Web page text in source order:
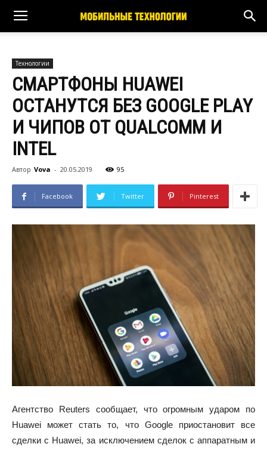
Технологии
СМАРТФОНЫ HUAWEI
ОСТАНУТСЯ БЕЗ GOOGLE PLAY
И ЧИПОВ ОТ QUALCOMM И
INTEL
Автор Vova - 20.05.2019 95
Facebook Twitter Pinterest
Агентство Reuters сообщает, что огромным ударом по
Huawei может стать то, что Google приостановит все
сделки с Huawei, за исключением сделок с аппаратным и